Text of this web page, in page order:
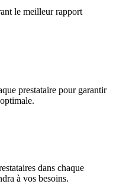
le meilleur rapport
prestataire pour garantir
dans chaque
à vos besoins.